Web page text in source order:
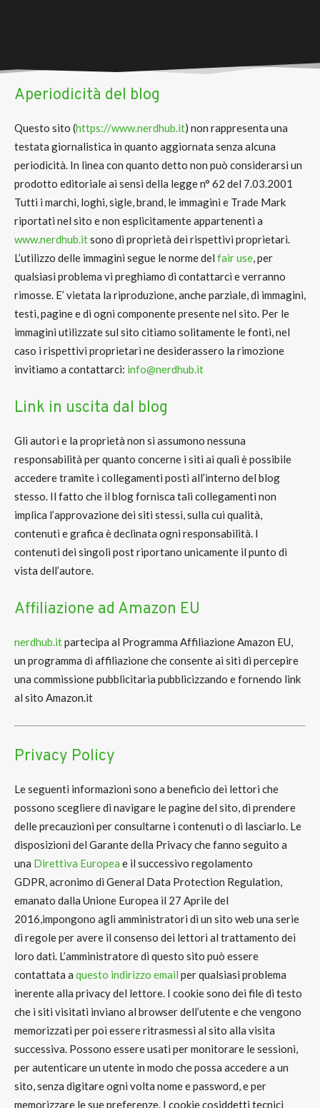
Aperiodicità del blog
Questo sito (https://www.nerdhub.it) non rappresenta una
testata giornalistica in quanto aggiornata senza alcuna
periodicità. In linea con quanto detto non può considerarsi un
prodotto editoriale ai sensi della legge n° 62 del 7.03.2001
Tutti i marchi, loghi, sigle, brand, le immagini e Trade Mark
riportati nel sito e non esplicitamente appartenenti a
www.nerdhub.itsono di proprietà dei rispettivi proprietari.
L’utilizzo delle immagini segue le norme del fair use, per
qualsiasi problema vi preghiamo di contattarci e verranno
rimosse. E’ vietata la riproduzione, anche parziale, di immagini,
testi, pagine e di ogni componente presente nel sito. Per le
immagini utilizzate sul sito citiamo solitamente le fonti, nel
caso i rispettivi proprietari ne desiderassero la rimozione
invitiamo a contattarci: info@nerdhub.it
Link in uscita dal blog
Gli autori e la proprietà non si assumono nessuna
responsabilità per quanto concerne i siti ai quali è possibile
accedere tramite i collegamenti posti all’interno del blog
stesso. Il fatto che il blog fornisca tali collegamenti non
implica l’approvazione dei siti stessi, sulla cui qualità,
contenuti e grafica è declinata ogni responsabilità. I
contenuti dei singoli post riportano unicamente il punto di
vista dell’autore.
Affiliazione ad Amazon EU
nerdhub.itpartecipa al Programma Affiliazione Amazon EU,
un programma di affiliazione che consente ai siti di percepire
una commissione pubblicitaria pubblicizzando e fornendo link
al sito Amazon.it
Privacy Policy
Le seguenti informazioni sono a beneficio dei lettori che
possono scegliere di navigare le pagine del sito, di prendere
delle precauzioni per consultarne i contenuti o di lasciarlo. Le
disposizioni del Garante della Privacyche fanno seguito a
una Direttiva Europea e il successivo regolamento
GDPR,acronimo di General Data Protection Regulation,
emanato dalla Unione Europea il 27 Aprile del
2016,impongono agli amministratori di un sito web una serie
di regole per avere il consenso dei lettori al trattamento dei
loro dati. L’amministratore di questo sito può essere
contattata a questo indirizzo email per qualsiasi problema
inerente alla privacydel lettore. I cookiesono dei file di testo
che i siti visitati inviano al browser dell’utente e che vengono
memorizzati per poi essere ritrasmessi al sito alla visita
successiva. Possono essere usati per monitorare le sessioni,
per autenticare un utente in modo che possa accedere a un
sito, senza digitare ogni volta nome e password, e per
memorizzare le sue preferenze. I cookie cosiddetti tecnici